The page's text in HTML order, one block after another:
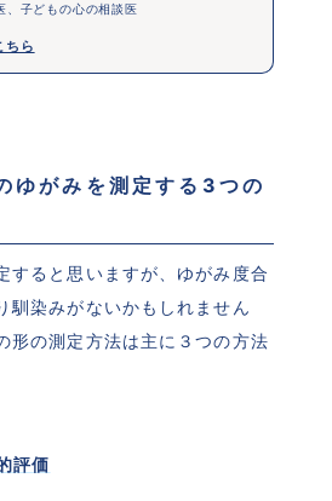
、子どもの心の相談医
ちら
ゆがみを測定する3つの
すると思いますが、ゆがみ度合
馴染みがないかもしれません
形の測定方法は主に３つの方法
評価